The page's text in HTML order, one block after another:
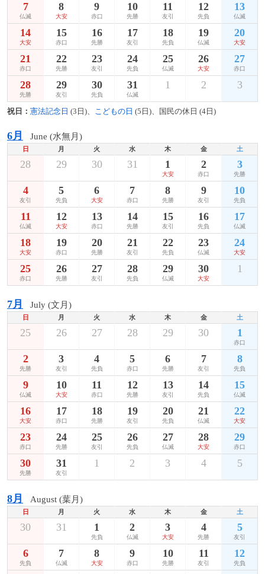
7
仏滅
8
大安
9
赤口
10
先勝
11
友引
12
先負
13
仏滅
14
大安
15
赤口
16
先勝
17
友引
18
先負
19
仏滅
20
大安
21
赤口
22
先勝
23
友引
24
先負
25
仏滅
26
大安
27
赤口
28
先勝
29
友引
30
先負
31
仏滅
1 2 3
祝日： 憲法記念日 (3日)、 こどもの日 (5日)、国民の休日 (4日)
6月 June (水無月)
日 月 火 水 木 金 土
28 29 30 31 1
大安
2
赤口
3
先勝
4
友引
5
先負
6
大安
7
赤口
8
先勝
9
友引
10
先負
11
仏滅
12
大安
13
赤口
14
先勝
15
友引
16
先負
17
仏滅
18
大安
19
赤口
20
先勝
21
友引
22
先負
23
仏滅
24
大安
25
赤口
26
先勝
27
友引
28
先負
29
仏滅
30
大安
1
7月 July (文月)
日 月 火 水 木 金 土
25 26 27 28 29 30 1
赤口
2
先勝
3
友引
4
先負
5
赤口
6
先勝
7
友引
8
先負
9
仏滅
10
大安
11
赤口
12
先勝
13
友引
14
先負
15
仏滅
16
大安
17
赤口
18
先勝
19
友引
20
先負
21
仏滅
22
大安
23
赤口
24
先勝
25
友引
26
先負
27
仏滅
28
大安
29
赤口
30
先勝
31
友引
1 2 3 4 5
8月 August (葉月)
日 月 火 水 木 金 土
30 31 1
先負
2
仏滅
3
大安
4
先勝
5
友引
6
先負
7
仏滅
8
大安
9
赤口
10
先勝
11
友引
12
先負